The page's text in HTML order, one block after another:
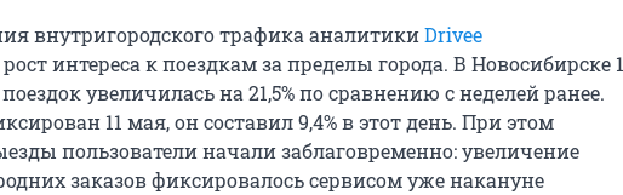
внутригородского трафика аналитикиDrivee
интереса к поездкам за пределы города. В Новосибирске 1
увеличилась на 21,5% по сравнению с неделей ранее.
11 мая, он составил 9,4% в этот день. При этом
пользователи начали заблаговременно: увеличение
заказов фиксировалось сервисом уже накануне